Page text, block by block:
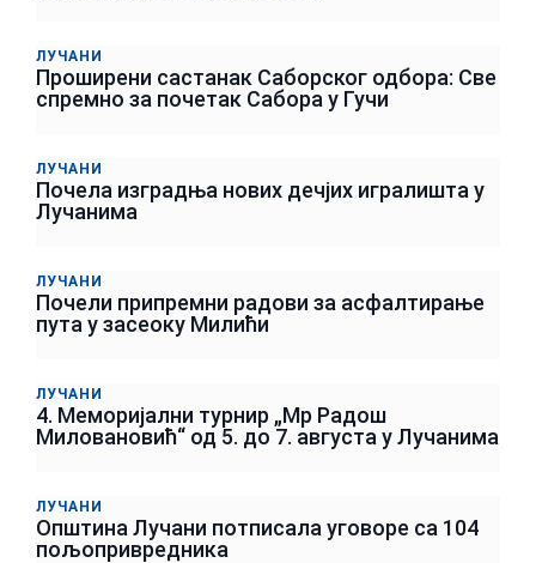
ЛУЧАНИ
Проширени састанак Саборског одбора: Све
спремно за почетак Сабора у Гучи
ЛУЧАНИ
Почела изградња нових дечјих игралишта у
Лучанима
ЛУЧАНИ
Почели припремни радови за асфалтирање
пута у засеоку Милићи
ЛУЧАНИ
4. Меморијални турнир „Мр Радош
Миловановић“ од 5. до 7. августа у Лучанима
ЛУЧАНИ
Општина Лучани потписала уговоре са 104
пољопривредника